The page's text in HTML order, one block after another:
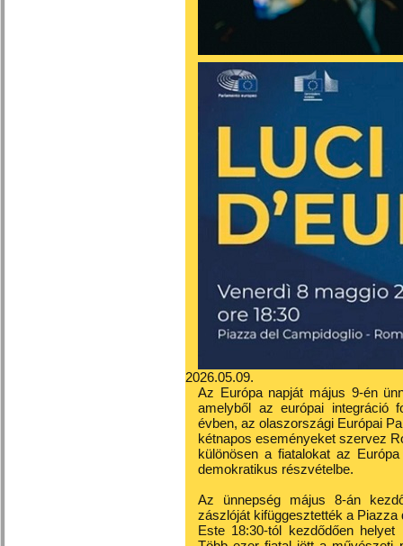
2026.05.09.
Az Európa napját május 9-én
amelyből az európai integráció
évben, az olaszországi Európai
kétnapos eseményeket szervez
különösen a fiatalokat az
demokratikus részvételbe.
Az ünnepség május 8-án
zászlóját kifüggesztették a Piazza
Este 18:30-tól kezdődően